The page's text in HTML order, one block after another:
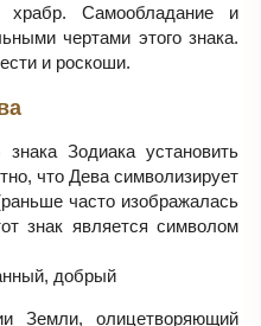
храбр. Самообладание и
чертами этого знака.
и роскоши.
Зодиака установить
что Дева символизирует
часто изображалась
знак является символом
добрый
Земли, олицетворяющий